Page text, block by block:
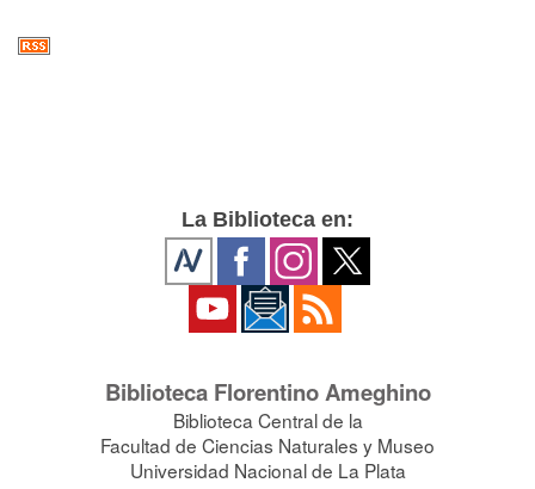
La Biblioteca en:
Biblioteca Florentino Ameghino
Biblioteca Central de la
Facultad de Ciencias Naturales y Museo
Universidad Nacional de La Plata